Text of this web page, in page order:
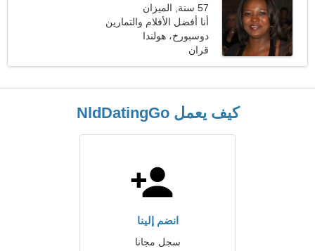
57 سنة, الميزان
أنا أفضل الأفلام والتمارين
الرياضية
دوسبورخ، هولندا
قران
كيف يعمل NldDatingGo
انضم إلينا
سجل مجانا